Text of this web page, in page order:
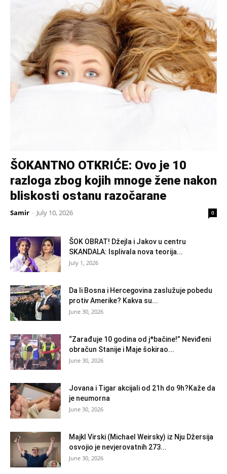
ŠOKANTNO OTKRIĆE: Ovo je 10
razloga zbog kojih mnoge žene nakon
bliskosti ostanu razočarane
Samir - July 10, 2026 0
ŠOK OBRAT! Džejla i Jakov u centru
SKANDALA: Isplivala nova teorija...
July 1, 2026
Da li Bosna i Hercegovina zaslužuje pobedu
protiv Amerike? Kakva su...
June 30, 2026
“Zarađuje 10 godina od j*bačine!” Neviđeni
obračun Stanije i Maje šokirao...
June 30, 2026
Jovana i Tigar akcijali od 21h do 9h?Kaže da
je neumorna
June 30, 2026
Majkl Virski (Michael Weirsky) iz Nju Džersija
osvojio je nevjerovatnih 273...
June 30, 2026